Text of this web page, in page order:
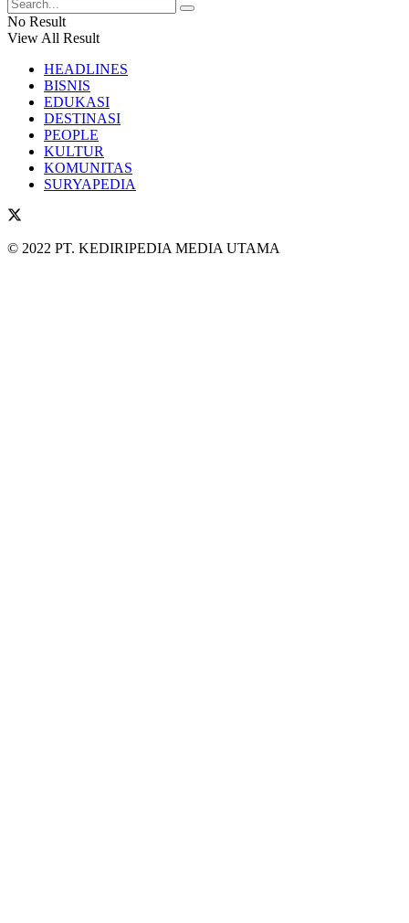
No Result
View All Result
HEADLINES
BISNIS
EDUKASI
DESTINASI
PEOPLE
KULTUR
KOMUNITAS
SURYAPEDIA
© 2022 PT. KEDIRIPEDIA MEDIA UTAMA